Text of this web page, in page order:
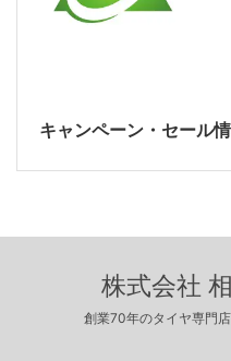
キャンペーン・セール
株式会社
創業70年のタイヤ専門